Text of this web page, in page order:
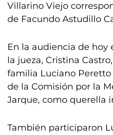
Villarino Viejo
de Facundo Astudillo
En la audiencia de hoy
la jueza, Cristina
familia Luciano
de la Comisión por la
Jarque, como querella
También participaron